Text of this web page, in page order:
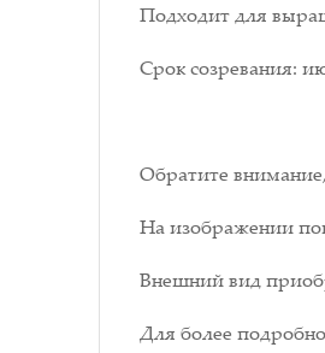
Подходит для
Срок созревания:
Обратите
На изображении
Внешний вид
Для более